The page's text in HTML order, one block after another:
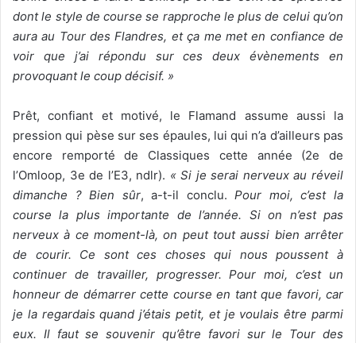
dont le style de course se rapproche le plus de celui qu’on
aura au Tour des Flandres, et ça me met en confiance de
voir que j’ai répondu sur ces deux évènements en
provoquant le coup décisif. »
Prêt, confiant et motivé, le Flamand assume aussi la
pression qui pèse sur ses épaules, lui qui n’a d’ailleurs pas
encore remporté de Classiques cette année (2e de
l’Omloop, 3e de l’E3, ndlr). « Si je serai nerveux au réveil
dimanche ? Bien sûr, a-t-il conclu.Pour moi, c’est la
course la plus importante de l’année. Si on n’est pas
nerveux à ce moment-là, on peut tout aussi bien arrêter
de courir. Ce sont ces choses qui nous poussent à
continuer de travailler, progresser. Pour moi, c’est un
honneur de démarrer cette course en tant que favori, car
je la regardais quand j’étais petit, et je voulais être parmi
eux. Il faut se souvenir qu’être favori sur le Tour des